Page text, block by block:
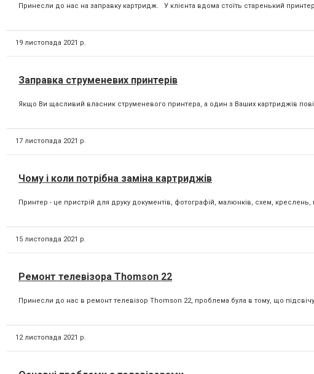
Принесли до нас на заправку картридж. У клієнта вдома стоїть старенький принтер
19 листопада 2021 р.
Заправка струменевих принтерів
Якщо Ви щасливий власник струменевого принтера, а один з Ваших картриджів
17 листопада 2021 р.
Чому і коли потрібна заміна картриджів
Принтер - це пристрій для друку документів, фотографій, малюнків, схем,
15 листопада 2021 р.
Ремонт телевізора Thomson 22
Принесли до нас в ремонт телевізор Thomson 22, проблема була в тому, що
12 листопада 2021 р.